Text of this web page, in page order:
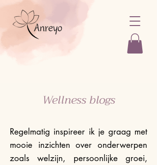
Wellness blogs
Regelmatig inspireer ik je graag met
mooie inzichten over onderwerpen
zoals welzijn, persoonlijke groei,